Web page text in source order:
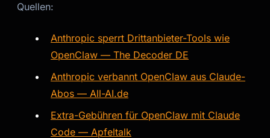
Quellen:
Anthropic sperrt Drittanbieter-Tools wie
OpenClaw — The Decoder DE
Anthropic verbannt OpenClaw aus Claude-
Abos — All-AI.de
Extra-Gebühren für OpenClaw mit Claude
Code — Apfeltalk